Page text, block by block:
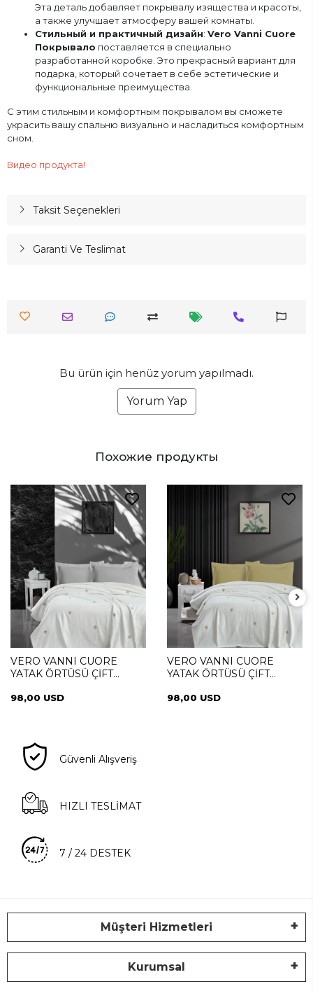
Эта деталь добавляет покрывалу изящества и красоты,
а также улучшает атмосферу вашей комнаты.
Стильный и практичный дизайн: Vero Vanni Cuore
Покрывало поставляется в специально
разработанной коробке. Это прекрасный вариант для
подарка, который сочетает в себе эстетические и
функциональные преимущества.
С этим стильным и комфортным покрывалом вы сможете
украсить вашу спальню визуально и насладиться комфортным
сном.
Видео продукта!
Taksit Seçenekleri
Garanti Ve Teslimat
Bu ürün için henüz yorum yapılmadı.
Yorum Yap
Похожие продукты
VERO VANNI CUORE
YATAK ÖRTÜSÜ ÇİFT
98,00 USD
VERO VANNI CUORE
YATAK ÖRTÜSÜ ÇİFT
98,00 USD
Güvenli Alışveriş
HIZLI TESLİMAT
7 / 24 DESTEK
Müşteri Hizmetleri
Kurumsal